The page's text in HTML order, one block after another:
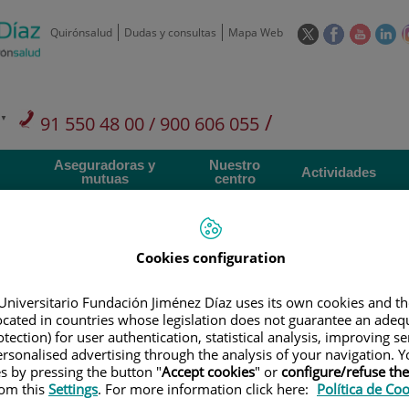
Quirónsalud Dudas y consultas Mapa Web
Este
ventana
nueva.
Este
ventana
nueva.
Este
nueva.
91 550 48 00 / 900 606 055/
Privados: 91 090 05 16
Aseguradoras y
mutuas
Nuestro
centro
Actividades
Investigación
Teléfono de atención al usuario900 301 013
Cookies configuration
Fundación Jiménez Díaz uses its own cookies and
in countries whose legislation does not guarantee an
for user authentication, statistical analysis, improving
advertising through the analysis of your navigation.
by pressing the button "Accept cookies" or configure/refuse
thisSettings. For more information click here: Política de